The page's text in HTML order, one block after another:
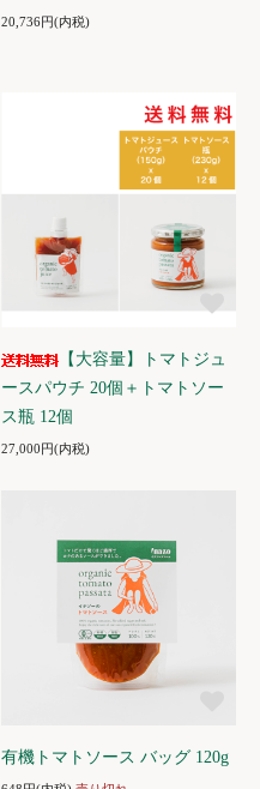
20,736円(内税)
【大容量】トマトジュ
ースパウチ 20個＋トマトソー
ス瓶 12個
27,000円(内税)
有機トマトソース バッグ 120g